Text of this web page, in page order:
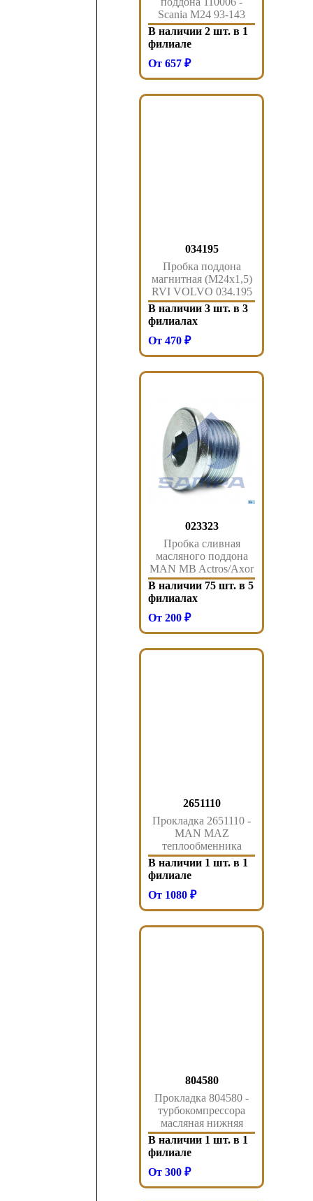
Scania M24 93-143
В наличии 2 шт. в 1
филиале
От 657 ₽
034195
Пробка поддона
магнитная (M24x1,5)
RVI VOLVO 034.195
Sampa
В наличии 3 шт. в 3
филиалах
От 470 ₽
023323
Пробка сливная
масляного поддона
MAN MB Actros/Axor
OM457 023.323 Sampa
В наличии 75 шт. в 5
филиалах
От 200 ₽
2651110
Прокладка 2651110 -
MAN MAZ
теплообменника
d2865-2876
В наличии 1 шт. в 1
филиале
От 1080 ₽
804580
Прокладка 804580 -
турбокомпрессора
масляная нижняя
MAN
D2842/2865/2866/2876
В наличии 1 шт. в 1
филиале
От 300 ₽